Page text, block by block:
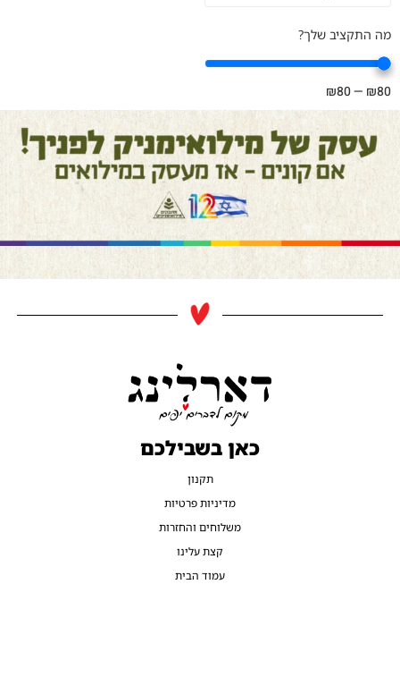
מה התקציב שלך?
₪80
—
₪80
כאן בשבילכם
תקנון
מדיניות פרטיות
משלוחים והחזרות
קצת עלינו
עמוד הבית